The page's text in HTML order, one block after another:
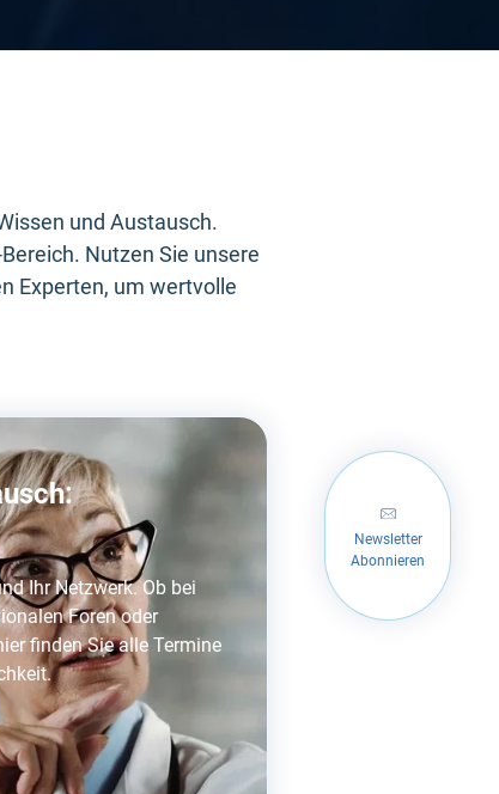
Newsletter
Abonnieren
und Austausch.
Nutzen Sie unsere
Experten, um wertvolle
Ihr Netzwerk. Ob bei
Foren oder
finden Sie alle Termine